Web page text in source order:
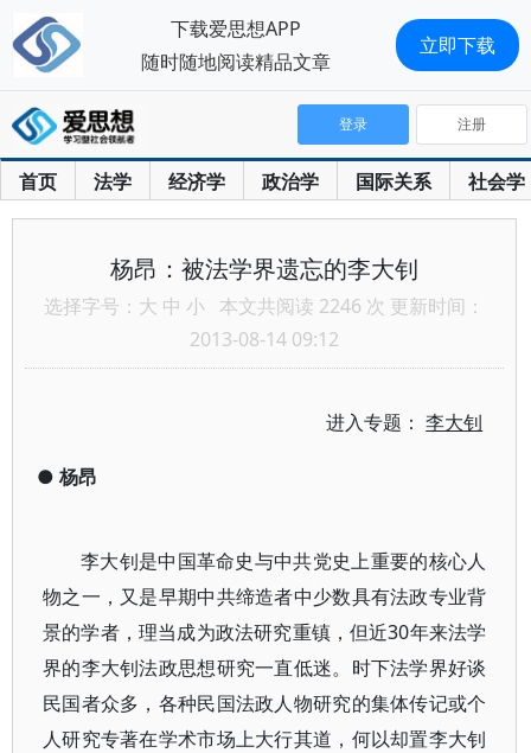
首页 法学 经济学 政治学 国际关系 社会学
登录 注册
杨昂：被法学界遗忘的李大钊
选择字号： 大 中 小 本文共阅读 2246 次 更新时间：
2013-08-14 09:12
进入专题：李大钊
● 杨昂
李大钊是中国革命史与中共党史上重要的核心人
物之一，又是早期中共缔造者中少数具有法政专业背
景的学者，理当成为政法研究重镇，但近30年来法学
界的李大钊法政思想研究一直低迷。时下法学界好谈
民国者众多，各种民国法政人物研究的集体传记或个
人研究专著在学术市场上大行其道，何以却置李大钊
下载爱思想APP
随时随地阅读精品文章
立即下载